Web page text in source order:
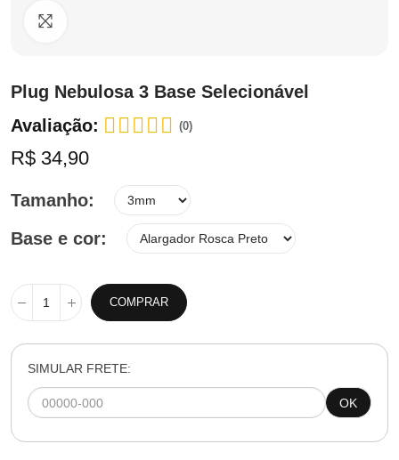
Plug Nebulosa 3 Base Selecionável
Avaliação:
(0)
R$ 34,90
Tamanho
Base e cor
COMPRAR
SIMULAR FRETE:
OK